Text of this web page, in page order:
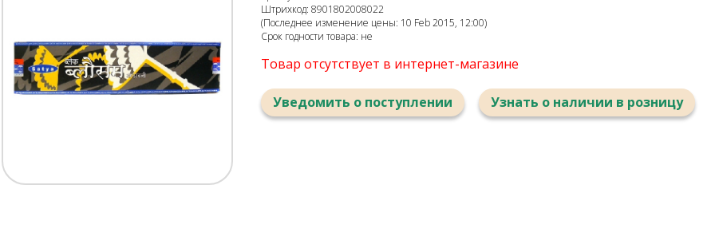
Штрихкод: 8901802008022
(Последнее изменение цены: 10 Feb 2015, 12:00)
Срок годности товара: не
Товар отсутствует в интернет-магазине
Уведомить о поступлении Узнать о наличии в розницу